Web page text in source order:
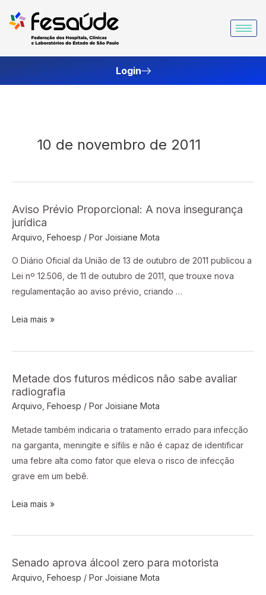
para
Login
10 de novembro de 2011
Aviso Prévio Proporcional: A nova insegurança
jurídica
Arquivo Fehoesp / Por Joisiane Mota
O Diário Oficial da União de 13 de outubro de 2011 publicou a
Lei nº 12.506, de 11 de outubro de 2011, que trouxe nova
regulamentação ao aviso prévio, criando …
Aviso
Prévio
Proporcional:
A
nova
insegurança
Leia mais »
Metade dos futuros médicos não sabe avaliar
radiografia
Arquivo Fehoesp / Por Joisiane Mota
Metade também indicaria o tratamento errado para infecção
na garganta, meningite e sífilis e não é capaz de identificar
uma febre alta como fator que eleva o risco de infecção
grave em um bebê.
Metade
dos
futuros
médicos
Leia mais »
Senado aprova álcool zero para motorista
Arquivo Fehoesp / Por Joisiane Mota
Senado
aprova